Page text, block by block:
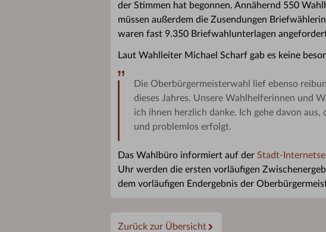
der Stimmen hat begonnen. Annähernd 550
müssen außerdem die Zusendungen
waren fast 9.350 Briefwahlunterlagen
Laut Wahlleiter Michael Scharf gab es keine
Die Oberbürgermeisterwahl lief ebenso
dieses Jahres. Unsere Wahlhelferinnen und
ich ihnen herzlich danke. Ich gehe davon aus,
und problemlos erfolgt.
Das Wahlbüro informiert auf der Stadt-
Uhr werden die ersten vorläufigen
dem vorläufigen Endergebnis der
Zurück zur Übersicht